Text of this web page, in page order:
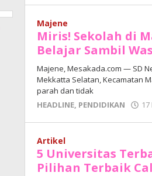
Majene
Miris! Sekolah di
Belajar Sambil
Majene, Mesakada.com — SD
Mekkatta Selatan, Kecamatan
parah dan tidak
HEADLINE, PENDIDIKAN
Artikel
5 Universitas
Pilihan Terbaik